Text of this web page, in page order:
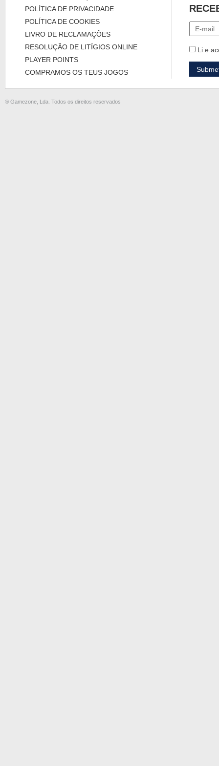
POLÍTICA DE PRIVACIDADE
POLÍTICA DE COOKIES
LIVRO DE RECLAMAÇÕES
RESOLUÇÃO DE LITÍGIOS ONLINE
PLAYER POINTS
COMPRAMOS OS TEUS JOGOS
Li e
® Gamezone, Lda. Todos os direitos reservados